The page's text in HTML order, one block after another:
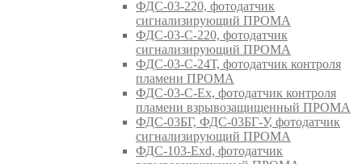
ФДС-03-220, фотодатчик
сигнализирующий ПРОМА
ФДС-03-С-220, фотодатчик
сигнализирующий ПРОМА
ФДС-03-С-24Т, фотодатчик контроля
пламени ПРОМА
ФДС-03-С-Ex, фотодатчик контроля
пламени взрывозащищенный ПРОМА
ФДС-03БГ, ФДС-03БГ-У, фотодатчик
сигнализирующий ПРОМА
ФДС-103-Ехd, фотодатчик